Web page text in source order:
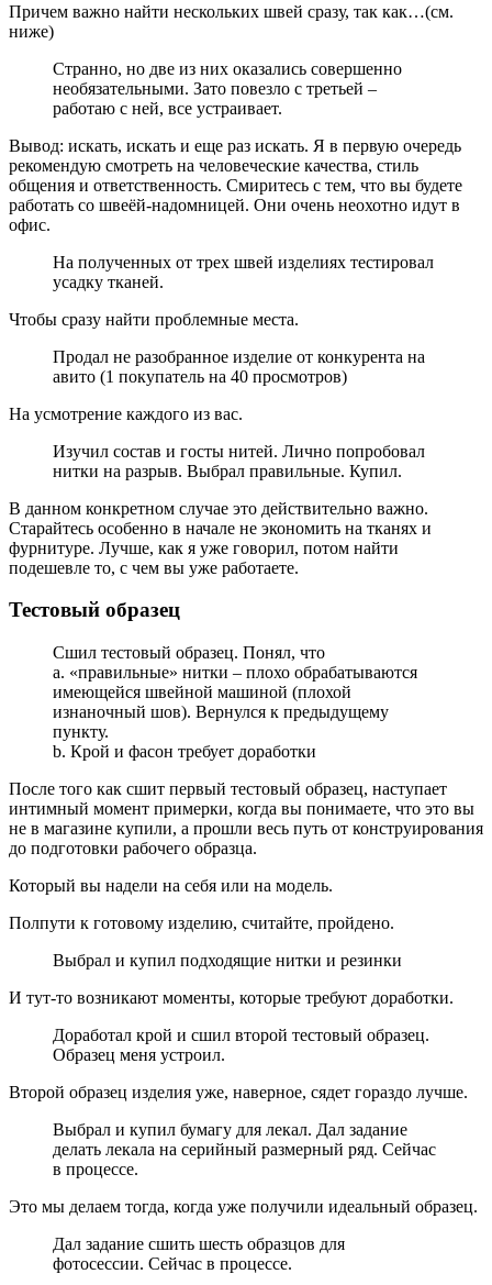
Причем важно найти нескольких швей сразу, так как…(см.
ниже)
Странно, но две из них оказались совершенно
необязательными. Зато повезло с третьей –
работаю с ней, все устраивает.
Вывод: искать, искать и еще раз искать. Я в первую очередь
рекомендую смотреть на человеческие качества, стиль
общения и ответственность. Смиритесь с тем, что вы будете
работать со швеёй-надомницей. Они очень неохотно идут в
офис.
На полученных от трех швей изделиях тестировал
усадку тканей.
Чтобы сразу найти проблемные места.
Продал не разобранное изделие от конкурента на
авито (1 покупатель на 40 просмотров)
На усмотрение каждого из вас.
Изучил состав и госты нитей. Лично попробовал
нитки на разрыв. Выбрал правильные. Купил.
В данном конкретном случае это действительно важно.
Старайтесь особенно в начале не экономить на тканях и
фурнитуре. Лучше, как я уже говорил, потом найти
подешевле то, с чем вы уже работаете.
Тестовый образец
Сшил тестовый образец. Понял, что
a. «правильные» нитки – плохо обрабатываются
имеющейся швейной машиной (плохой
изнаночный шов). Вернулся к предыдущему
пункту.
b. Крой и фасон требует доработки
После того как сшит первый тестовый образец, наступает
интимный момент примерки, когда вы понимаете, что это вы
не в магазине купили, а прошли весь путь от конструирования
до подготовки рабочего образца.
Который вы надели на себя или на модель.
Полпути к готовому изделию, считайте, пройдено.
Выбрал и купил подходящие нитки и резинки
И тут-то возникают моменты, которые требуют доработки.
Доработал крой и сшил второй тестовый образец.
Образец меня устроил.
Второй образец изделия уже, наверное, сядет гораздо лучше.
Выбрал и купил бумагу для лекал. Дал задание
делать лекала на серийный размерный ряд. Сейчас
в процессе.
Это мы делаем тогда, когда уже получили идеальный образец.
Дал задание сшить шесть образцов для
фотосессии. Сейчас в процессе.